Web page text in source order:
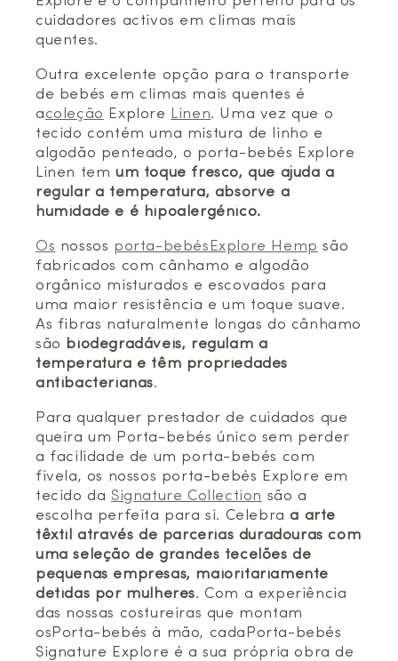
cuidadores activos em climas mais
quentes.
Outra excelente opção para o transporte
de bebés em climas mais quentes é
acoleção Explore Linen. Uma vez que o
tecido contém uma mistura de linho e
algodão penteado, o porta-bebés Explore
Linen tem um toque fresco, que ajuda a
regular a temperatura, absorve a
humidade e é hipoalergénico.
Os nossos porta-bebésExplore Hemp são
fabricados com cânhamo e algodão
orgânico misturados e escovados para
uma maior resistência e um toque suave.
As fibras naturalmente longas do cânhamo
são biodegradáveis, regulam a
temperatura e têm propriedades
antibacterianas.
Para qualquer prestador de cuidados que
queira um Porta-bebés único sem perder
a facilidade de um porta-bebés com
fivela, os nossos porta-bebés Explore em
tecido da Signature Collection são a
escolha perfeita para si. Celebraa arte
têxtil através de parcerias duradouras com
uma seleção de grandes tecelões de
pequenas empresas, maioritariamente
detidas por mulheres. Com a experiência
das nossas costureiras que montam
osPorta-bebés à mão, cadaPorta-bebés
Signature Explore é a sua própria obra de